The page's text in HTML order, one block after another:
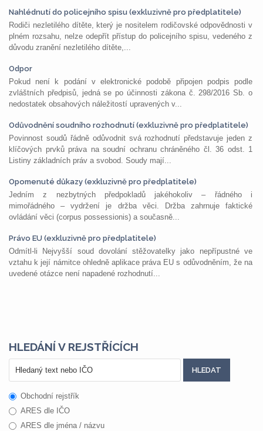
Nahlédnutí do policejního spisu (exkluzivně pro předplatitele)
Rodiči nezletilého dítěte, který je nositelem rodičovské odpovědnosti v
plném rozsahu, nelze odepřít přístup do policejního spisu, vedeného z
důvodu zranění nezletilého dítěte,...
Odpor
Pokud není k podání v elektronické podobě připojen podpis podle
zvláštních předpisů, jedná se po účinnosti zákona č. 298/2016 Sb. o
nedostatek obsahových náležitostí upravených v...
Odůvodnění soudního rozhodnutí (exkluzivně pro předplatitele)
Povinnost soudů řádně odůvodnit svá rozhodnutí představuje jeden z
klíčových prvků práva na soudní ochranu chráněného čl. 36 odst. 1
Listiny základních práv a svobod. Soudy mají...
Opomenuté důkazy (exkluzivně pro předplatitele)
Jedním z nezbytných předpokladů jakéhokoliv – řádného i
mimořádného – vydržení je držba věci. Držba zahrnuje faktické
ovládání věci (corpus possessionis) a současně...
Právo EU (exkluzivně pro předplatitele)
Odmítl-li Nejvyšší soud dovolání stěžovatelky jako nepřípustné ve
vztahu k její námitce ohledně aplikace práva EU s odůvodněním, že na
uvedené otázce není napadené rozhodnutí...
HLEDÁNÍ V REJSTŘÍCÍCH
Obchodní rejstřík
ARES dle IČO
ARES dle jména / názvu